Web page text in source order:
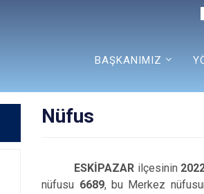
BAŞKANIMIZ
Nüfus
ESKİPAZAR ilçesinin
nüfusu 6689, bu Merkez